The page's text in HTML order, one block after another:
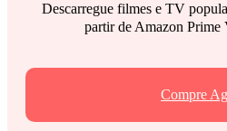
Descarregue filmes e TV
partir de Amazon Prime
Compre